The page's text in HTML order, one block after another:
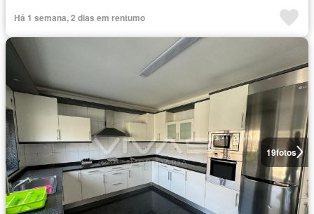
Há 1 semana, 2 dias em rentumo
19fotos